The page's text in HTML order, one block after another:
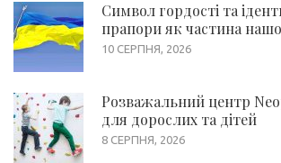
Символ гордості та
прапори як частина
10 СЕРПНЯ, 2026
Розважальний центр
для дорослих та дітей
8 СЕРПНЯ, 2026